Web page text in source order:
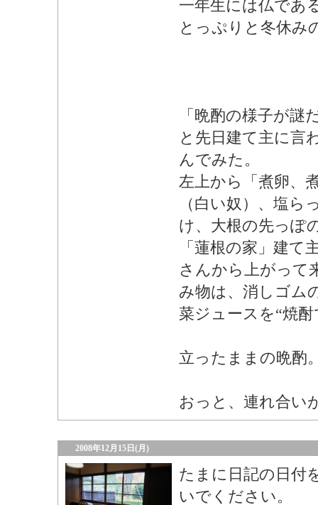
一年生には仏であ
とっぷりと冬休み
「晩酌の様子が謎
と先日建て主に言
んでみた。
左上から「煮卵、
（白い奴）、塩ら
け、大根の先っぽ
「蓮根の家」建て
さんから上がって
み物は、消しゴム
菜ジュースを“焼酎
立ったままの晩酌
おっと、連れ合い
2008年12月15日(月)
たまに日記の日付
いでください。